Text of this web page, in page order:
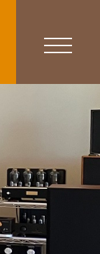
toggle